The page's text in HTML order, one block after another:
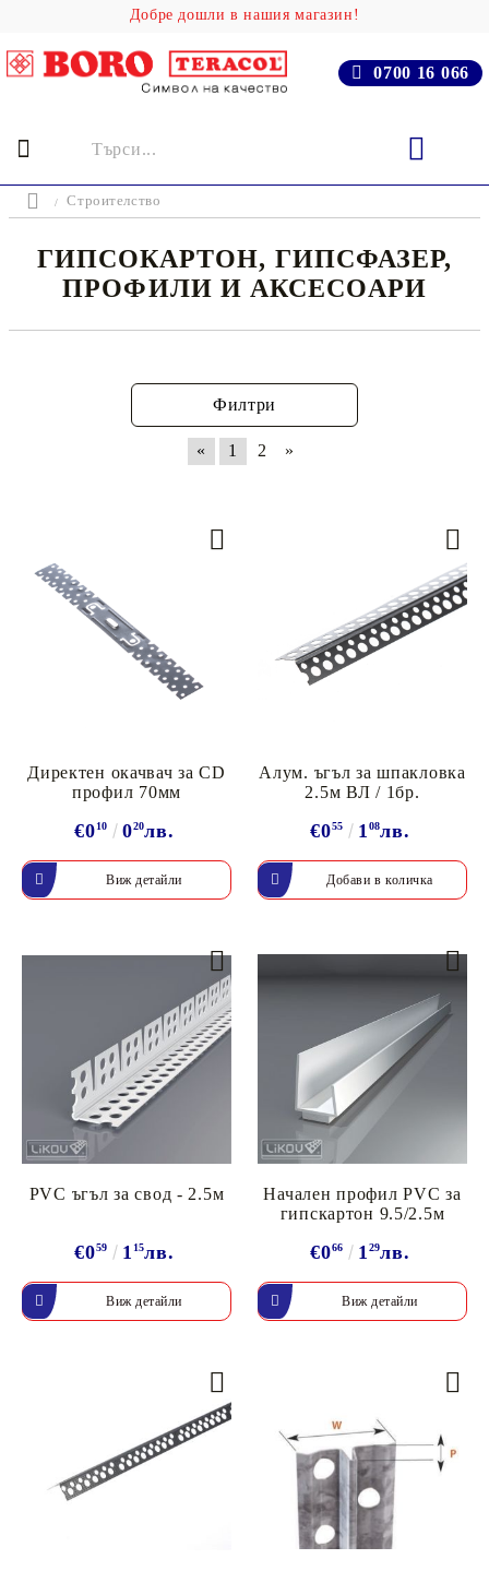
Добре дошли в нашия магазин!
0700 16 066
Строителство
ГИПСОКАРТОН, ГИПСФАЗЕР,
ПРОФИЛИ И АКСЕСОАРИ
Филтри
« 1 2 »
Директен окачвач за CD
профил 70мм
€010 020лв.
Виж детайли
Алум. ъгъл за шпакловка
2.5м ВЛ / 1бр.
€055 1 08лв.
PVC ъгъл за свод - 2.5м
€059 1 15лв.
Виж детайли
Начален профил PVC за
гипскартон 9.5/2.5м
€066 1 29лв.
Виж детайли